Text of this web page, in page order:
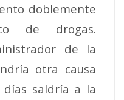
doblemente
de drogas.
de la
otra causa
saldría a la